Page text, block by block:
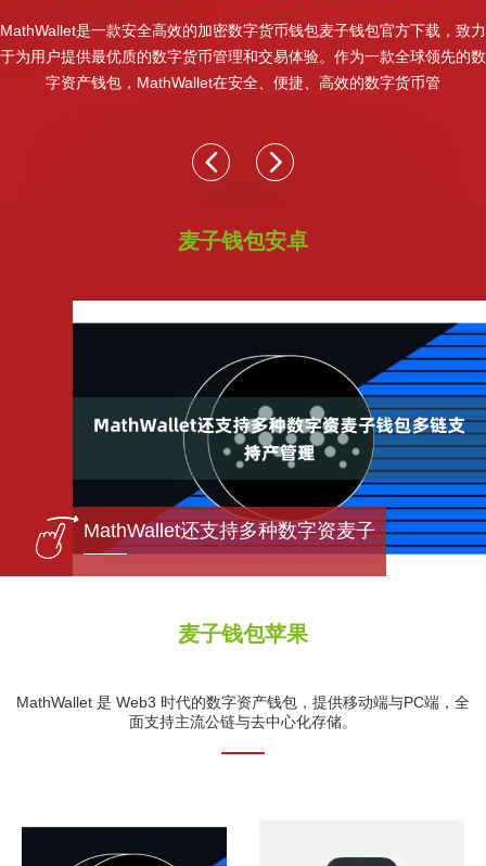
MathWallet是一款安全高效的加密数字货币钱包麦子钱包官方下载，致力
于为用户提供最优质的数字货币管理和交易体验。作为一款全球领先的数
字资产钱包，MathWallet在安全、便捷、高效的数字货币管
麦子钱包安卓
链 MathWallet还支持多种数字资麦子
麦子钱包苹果
MathWallet 是 Web3 时代的数字资产钱包，提供移动端与PC端，全
面支持主流公链与去中心化存储。